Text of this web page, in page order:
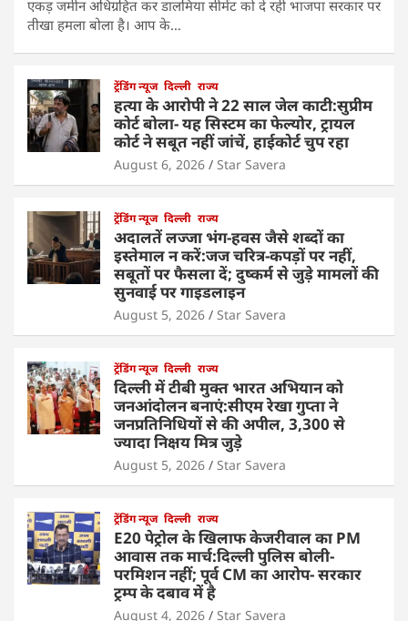
एकड़ जमीन अधिग्रहित कर डालमिया सीमेंट को दे रही भाजपा सरकार पर
तीखा हमला बोला है। आप के…
ट्रेंडिंग न्यूज दिल्ली राज्य
हत्या के आरोपी ने 22 साल जेल काटी:सुप्रीम
कोर्ट बोला- यह सिस्टम का फेल्योर, ट्रायल
कोर्ट ने सबूत नहीं जांचें, हाईकोर्ट चुप रहा
August 6, 2026 Star Savera
ट्रेंडिंग न्यूज दिल्ली राज्य
अदालतें लज्जा भंग-हवस जैसे शब्दों का
इस्तेमाल न करें:जज चरित्र-कपड़ों पर नहीं,
सबूतों पर फैसला दें; दुष्कर्म से जुड़े मामलों की
सुनवाई पर गाइडलाइन
August 5, 2026 Star Savera
ट्रेंडिंग न्यूज दिल्ली राज्य
दिल्ली में टीबी मुक्त भारत अभियान को
जनआंदोलन बनाएं:सीएम रेखा गुप्ता ने
जनप्रतिनिधियों से की अपील, 3,300 से
ज्यादा निक्षय मित्र जुड़े
August 5, 2026 Star Savera
ट्रेंडिंग न्यूज दिल्ली राज्य
E20 पेट्रोल के खिलाफ केजरीवाल का PM
आवास तक मार्च:दिल्ली पुलिस बोली-
परमिशन नहीं; पूर्व CM का आरोप- सरकार
ट्रम्प के दबाव में है
August 4, 2026 Star Savera